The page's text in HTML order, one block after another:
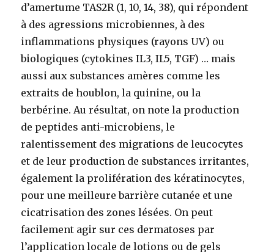
d’amertume TAS2R (1, 10, 14, 38), qui répondent
à des agressions microbiennes, à des
inflammations physiques (rayons UV) ou
biologiques (cytokines IL3, IL5, TGF) … mais
aussi aux substances amères comme les
extraits de houblon, la quinine, ou la
berbérine. Au résultat, on note la production
de peptides anti-microbiens, le
ralentissement des migrations de leucocytes
et de leur production de substances irritantes,
également la prolifération des kératinocytes,
pour une meilleure barrière cutanée et une
cicatrisation des zones lésées. On peut
facilement agir sur ces dermatoses par
l’application locale de lotions ou de gels